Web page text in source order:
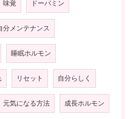
味覚 ドーパミン
分メンテナンス
睡眠ホルモン
リセット 自分らしく
元気になる方法 成長ホルモン